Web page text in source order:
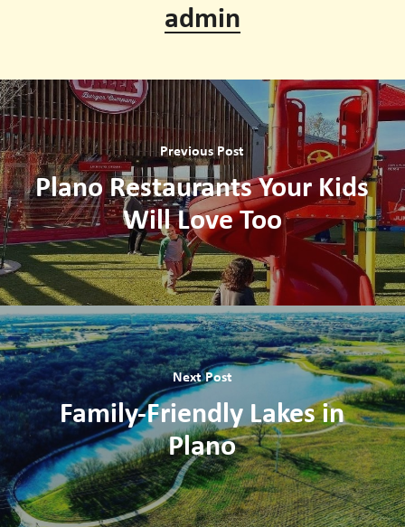
admin
Previous Post
Plano Restaurants Your Kids
Will Love Too
Next Post
Family-Friendly Lakes in
Plano